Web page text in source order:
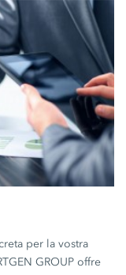
per la vostra
GROUP offre